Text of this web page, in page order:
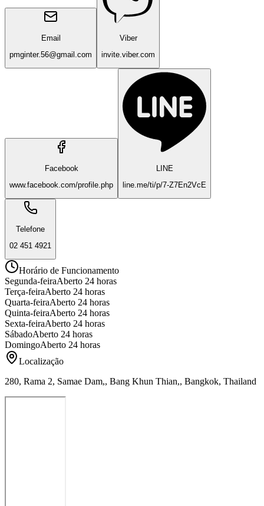
Email
pmginter.56@gmail.com
Viber
invite.viber.com
Facebook
www.facebook.com/profile.php
LINE
line.me/ti/p/7-Z7En2VcE
Telefone
02 451 4921
Horário de Funcionamento
Segunda-feiraAberto 24 horas
Terça-feiraAberto 24 horas
Quarta-feiraAberto 24 horas
Quinta-feiraAberto 24 horas
Sexta-feiraAberto 24 horas
SábadoAberto 24 horas
DomingoAberto 24 horas
Localização
280, Rama 2, Samae Dam,, Bang Khun Thian,, Bangkok, Thailand